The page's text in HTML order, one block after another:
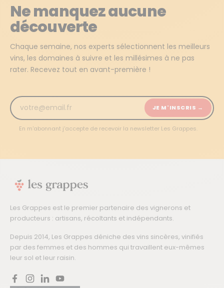
Ne manquez aucune
découverte
Chaque semaine, nos experts sélectionnent les meilleurs
vins, les domaines à suivre et les millésimes à ne pas
rater. Recevez tout en avant-première !
JE M'INSCRIS →
En m'abonnant j'accepte de recevoir la newsletter Les Grappes.
Les Grappes est le premier partenaire des vignerons et
producteurs : artisans, récoltants et indépendants.
Depuis 2014, Les Grappes déniche des vins sincères, vinifiés
par des femmes et des hommes qui travaillent eux-mêmes
leur sol et leur raisin.
FacebookInstagram
LinkedInYouTube